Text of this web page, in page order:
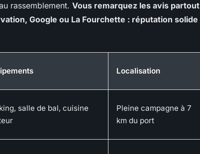
rassemblement. Vous remarquez les avis partout
Google ou La Fourchette : réputation solide
Localisation
salle de bal, cuisine
Pleine campagne à 7
km du port